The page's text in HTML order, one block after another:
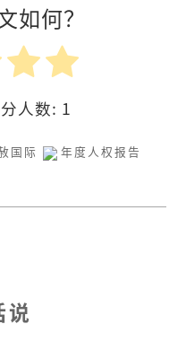
如何？
人数: 1
国际
年度人权报告
说